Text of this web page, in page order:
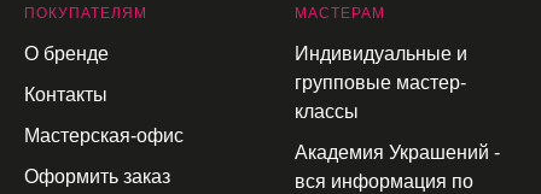
П ОКУПАТЕЛЯМ
О бренде
Контакты
Мастерская-офис
Оформить заказ
МАСТЕРАМ
Индивидуальные и
групповые мастер-
классы
Академия Украшений -
вся информация по